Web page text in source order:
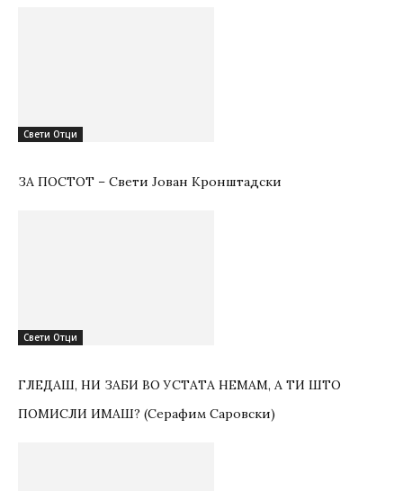
Свети Отци
ЗА ПОСТОТ – Свети Јован Кронштадски
Свети Отци
ГЛЕДАШ, НИ ЗАБИ ВО УСТАТА НЕМАМ, А ТИ ШТО
ПОМИСЛИ ИМАШ? (Серафим Саровски)